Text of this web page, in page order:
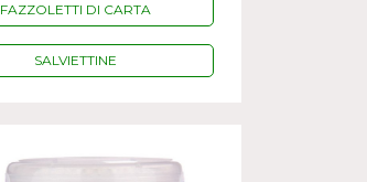
FAZZOLETTI DI CARTA
SALVIETTINE